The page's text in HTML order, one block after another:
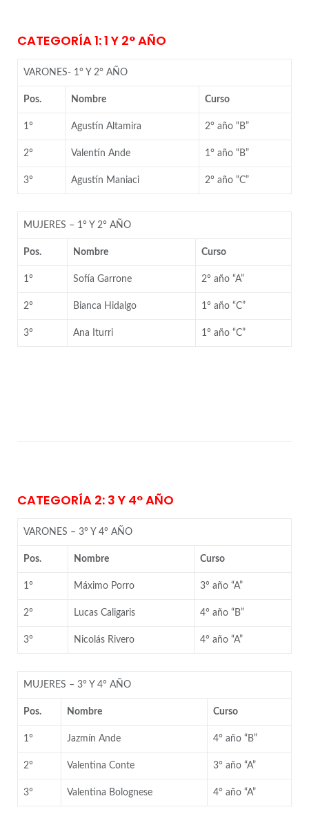
CATEGORÍA 1: 1 Y 2° AÑO
VARONES- 1° Y 2° AÑO
Pos. Nombre Curso
1° Agustín Altamira 2° año “B”
2° Valentín Ande 1° año “B”
3° Agustín Maniaci 2° año “C”
MUJERES – 1° Y 2° AÑO
Pos. Nombre Curso
1° Sofía Garrone 2° año “A”
2° Bianca Hidalgo 1° año “C”
3° Ana Iturri 1° año “C”
CATEGORÍA 2: 3 Y 4° AÑO
VARONES – 3° Y 4° AÑO
Pos. Nombre Curso
1° Máximo Porro 3° año “A”
2° Lucas Caligaris 4° año “B”
3° Nicolás Rivero 4° año “A”
MUJERES – 3° Y 4° AÑO
Pos. Nombre Curso
1° Jazmín Ande 4° año “B”
2° Valentina Conte 3° año “A”
3° Valentina Bolognese 4° año “A”